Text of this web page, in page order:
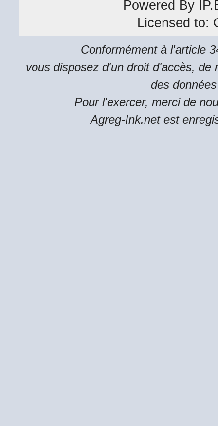
Powered By
Licensed to:
Conformément à l'article
vous disposez d'un droit d'accès, de
des
Pour l'exercer, merci de
Agreg-Ink.net est